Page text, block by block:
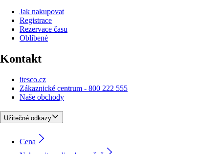
Jak nakupovat
Registrace
Rezervace času
Oblíbené
Kontakt
itesco.cz
Zákaznické centrum - 800 222 555
Naše obchody
Užitečné odkazy
Cena